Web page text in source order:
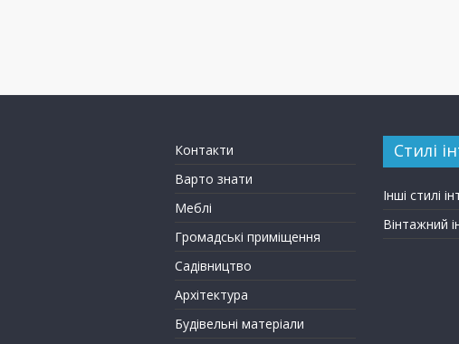
Контакти
Варто знати
Меблі
Громадські приміщення
Садівництво
Архітектура
Будівельні матеріали
Стилі
Інші стилі
Вінтажний